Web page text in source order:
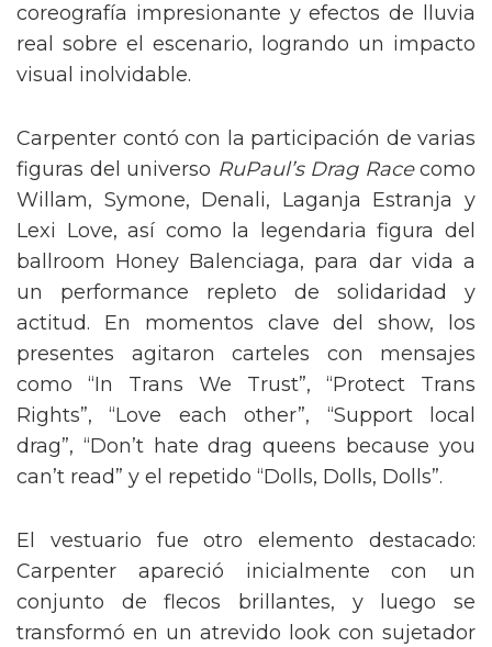
coreografía impresionante y efectos de lluvia
real sobre el escenario, logrando un impacto
visual inolvidable.
Carpenter contó con la participación de varias
figuras del universo RuPaul’s Drag Racecomo
Willam, Symone, Denali, Laganja Estranja y
Lexi Love, así como la legendaria figura del
ballroom Honey Balenciaga, para dar vida a
un performance repleto de solidaridad y
actitud. En momentos clave del show, los
presentes agitaron carteles con mensajes
como “In Trans We Trust”, “Protect Trans
Rights”, “Love each other”, “Support local
drag”, “Don’t hate drag queens because you
can’t read” y el repetido “Dolls, Dolls, Dolls”.
El vestuario fue otro elemento destacado:
Carpenter apareció inicialmente con un
conjunto de flecos brillantes, y luego se
transformó en un atrevido look con sujetador